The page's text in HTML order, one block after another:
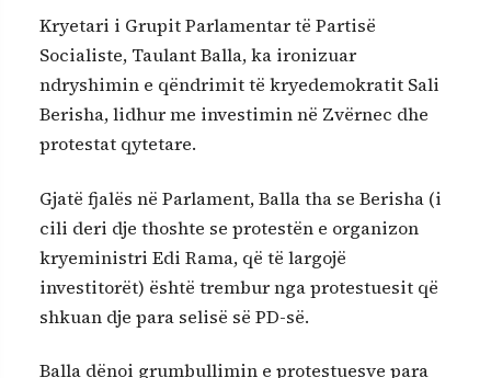
Kryetari i Grupit Parlamentar të Partisë
Socialiste, Taulant Balla, ka ironizuar
ndryshimin e qëndrimit të kryedemokratit Sali
Berisha, lidhur me investimin në Zvërnec dhe
protestat qytetare.
Gjatë fjalës në Parlament, Balla tha se Berisha (i
cili deri dje thoshte se protestën e organizon
kryeministri Edi Rama, që të largojë
investitorët) është trembur nga protestuesit që
shkuan dje para selisë së PD-së.
Balla dënoi grumbullimin e protestuesve para